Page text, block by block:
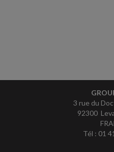
3 rue du
92300
Tél : 01